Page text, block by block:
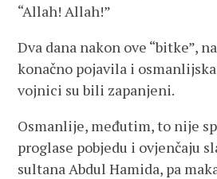
“Allah! Allah!”
Dva dana nakon ove “bitke”,
konačno pojavila i
vojnici su bili zapanjeni.
Osmanlije, međutim, to nije
proglase pobjedu i ovjenčaju
sultana Abdul Hamida, pa